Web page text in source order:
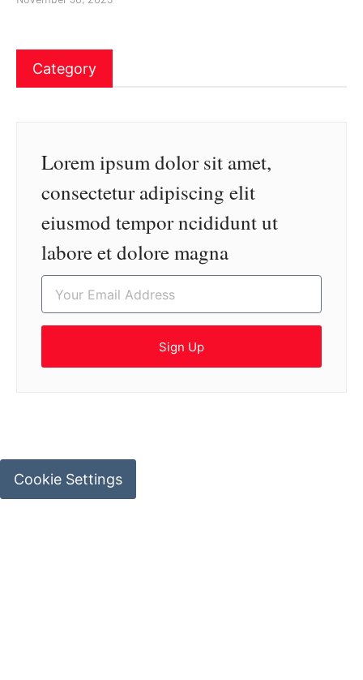
Category
Lorem ipsum dolor sit amet,
consectetur adipiscing elit
eiusmod tempor ncididunt ut
labore et dolore magna
Sign Up
Cookie Settings